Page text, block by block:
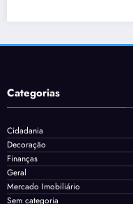
Categorias
Cidadania
Decoração
Finanças
Geral
Mercado Imobiliário
Sem categoria